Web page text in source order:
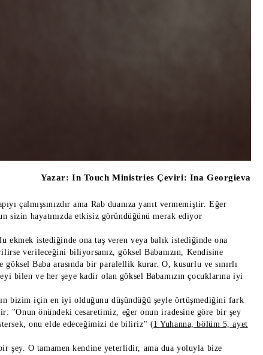
Yazar: In Touch Ministries Çeviri: Ina Georgieva
çalmışsınızdır ama Rab duanıza yanıt vermemiştir. Eğer
sizin hayatınızda etkisiz göründüğünü merak ediyor
ekmek istediğinde ona taş veren veya balık istediğinde ona
verileceğini biliyorsanız, göksel Babanızın, Kendisine
Baba arasında bir paralellik kurar. O, kusurlu ve sınırlı
bilen ve her şeye kadir olan göksel Babamızın çocuklarına iyi
bizim için en iyi olduğunu düşündüğü şeyle örtüşmediğini fark
"Onun önündeki cesaretimiz, eğer onun iradesine göre bir şey
onu elde edeceğimizi de biliriz" (1 Yuhanna, bölüm 5, ayet
şey. O tamamen kendine yeterlidir, ama dua yoluyla bize